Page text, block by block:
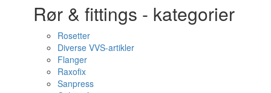
Rør & fittings - kategorier
Rosetter
Diverse VVS-artikler
Flanger
Raxofix
Sanpress